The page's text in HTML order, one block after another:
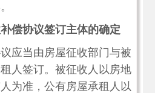
补偿协议签订主体的确定
应当由房屋征收部门与被
人签订。被征收人以房地
为准，公有房屋承租人以